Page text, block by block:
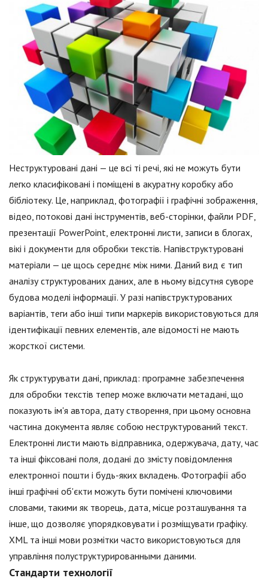
Неструктуровані дані — це всі ті речі, які не можуть бути
легко класифіковані і поміщені в акуратну коробку або
бібліотеку. Це, наприклад, фотографії і графічні зображення,
відео, потокові дані інструментів, веб-сторінки, файли PDF,
презентації PowerPoint, електронні листи, записи в блогах,
вікі і документи для обробки текстів. Напівструктуровані
матеріали — це щось середнє між ними. Даний вид є тип
аналізу структурованих даних, але в ньому відсутня суворе
будова моделі інформації. У разі напівструктурованих
варіантів, теги або інші типи маркерів використовуються для
ідентифікації певних елементів, але відомості не мають
жорсткої системи.
Як структурувати дані, приклад: програмне забезпечення
для обробки текстів тепер може включати метадані, що
показують ім'я автора, дату створення, при цьому основна
частина документа являє собою неструктурований текст.
Електронні листи мають відправника, одержувача, дату, час
та інші фіксовані поля, додані до змісту повідомлення
електронної пошти і будь-яких вкладень. Фотографії або
інші графічні об'єкти можуть бути помічені ключовими
словами, такими як творець, дата, місце розташування та
інше, що дозволяє упорядковувати і розміщувати графіку.
XML та інші мови розмітки часто використовуються для
управління полуструктурированными даними.
Стандарти технології